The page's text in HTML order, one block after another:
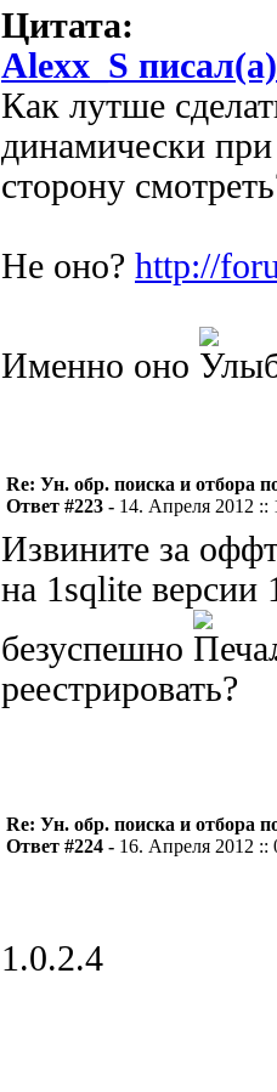
Цитата:
Alexx_S писал(а)
Как лутше
динамически
сторону
Не оно? http://
Именно оно
Re: Ун. обр. поиска и отбора
Ответ #223 - 14. Апреля 2012 ::
Извините за
на 1sqlite
безуспешно
реестрировать?
Re: Ун. обр. поиска и отбора
Ответ #224 - 16. Апреля 2012 ::
1.0.2.4